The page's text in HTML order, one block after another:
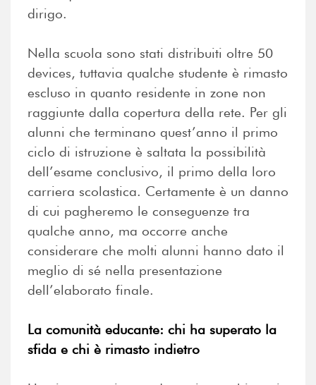
dirigo.
Nella scuola sono stati distribuiti oltre 50
devices, tuttavia qualche studente è rimasto
escluso in quanto residente in zone non
raggiunte dalla copertura della rete. Per gli
alunni che terminano quest’anno il primo
ciclo di istruzione è saltata la possibilità
dell’esame conclusivo, il primo della loro
carriera scolastica. Certamente è un danno
di cui pagheremo le conseguenze tra
qualche anno, ma occorre anche
considerare che molti alunni hanno dato il
meglio di sé nella presentazione
dell’elaborato finale.
La comunità educante: chi ha superato la
sfida e chi è rimasto indietro